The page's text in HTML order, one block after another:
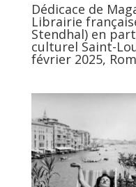
Dédicace de
Librairie
Stendhal) en
culturel Saint-
février 2025,